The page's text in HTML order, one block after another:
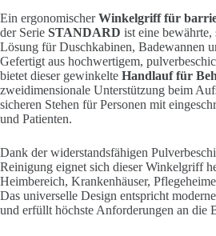
Ein ergonomischerWinkelgriff für
der Serie STANDARD ist eine bewährte,
Lösung für Duschkabinen, Badewannen
Gefertigt aus hochwertigem,
bietet dieser gewinkelte Handlauf für
zweidimensionale Unterstützung beim
sicheren Stehen für Personen mit
und Patienten.
Dank der widerstandsfähigen
Reinigung eignet sich dieser Winkelgriff
Heimbereich, Krankenhäuser,
Das universelle Design entspricht
und erfüllt höchste Anforderungen an die